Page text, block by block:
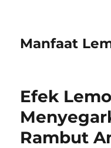
Manfaat
Efek
Rambut